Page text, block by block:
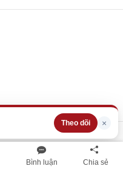
Bình luận Chia sẻ
Theo dõi ×